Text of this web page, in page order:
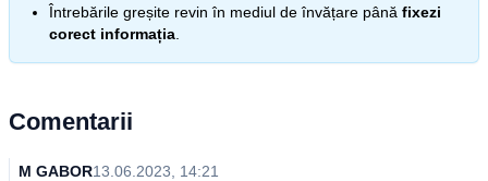
Întrebările greșite revin în mediul de învățare până fixezi
corect informația
Comentarii
M GABOR13.06.2023, 14:21